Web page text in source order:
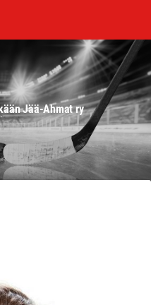
Jää-Ahmat ry